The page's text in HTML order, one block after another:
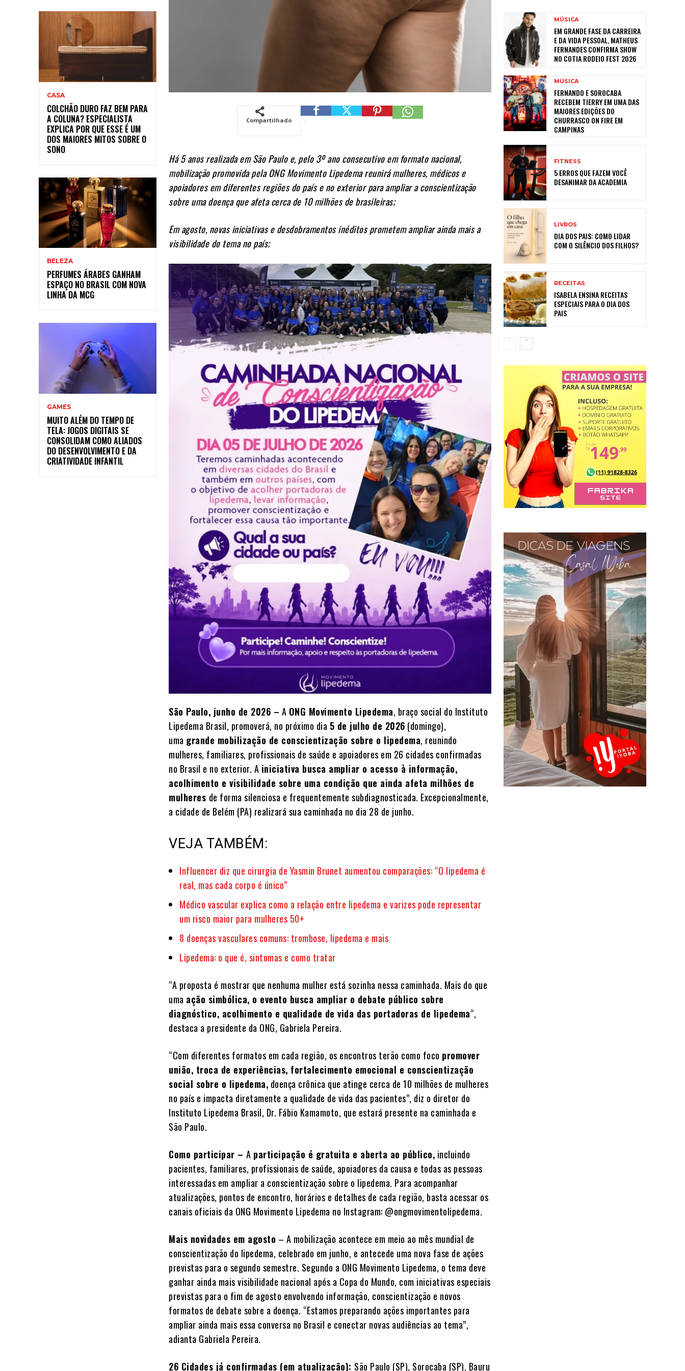
CASA
COLCHÃO DURO FAZ BEM PARA
A COLUNA? ESPECIALISTA
EXPLICA POR QUE ESSE É UM
DOS MAIORES MITOS SOBRE O
SONO
BELEZA
PERFUMES ÁRABES GANHAM
ESPAÇO NO BRASIL COM NOVA
LINHA DA MCG
GAMES
MUITO ALÉM DO TEMPO DE
TELA: JOGOS DIGITAIS SE
CONSOLIDAM COMO ALIADOS
DO DESENVOLVIMENTO E DA
CRIATIVIDADE INFANTIL
Compartilhado
Há 5 anos realizada em São Paulo e, pelo 3º ano consecutivo em formato nacional,
mobilização promovida pela ONG Movimento Lipedema reunirá mulheres, médicos e
apoiadores em diferentes regiões do país e no exterior para ampliar a conscientização
sobre uma doença que afeta cerca de 10 milhões de brasileiras;
Em agosto, novas iniciativas e desdobramentos inéditos prometem ampliar ainda mais a
visibilidade do tema no país;
São Paulo, junho de 2026 – A ONG Movimento Lipedema, braço social do Instituto
Lipedema Brasil, promoverá, no próximo dia 5 de julho de 2026 (domingo),
uma grande mobilização de conscientização sobre o lipedema, reunindo
mulheres, familiares, profissionais de saúde e apoiadores em 26 cidades confirmadas
no Brasil e no exterior. A iniciativa busca ampliar o acesso à informação,
acolhimento e visibilidade sobre uma condição que ainda afeta milhões de
mulheres de forma silenciosa e frequentemente subdiagnosticada. Excepcionalmente,
a cidade de Belém (PA) realizará sua caminhada no dia 28 de junho.
VEJA TAMBÉM:
Influencer diz que cirurgia de Yasmin Brunet aumentou comparações: “O lipedema é
real, mas cada corpo é único”
Médico vascular explica como a relação entre lipedema e varizes pode representar
um risco maior para mulheres 50+
8 doenças vasculares comuns: trombose, lipedema e mais
Lipedema: o que é, sintomas e como tratar
“A proposta é mostrar que nenhuma mulher está sozinha nessa caminhada. Mais do que
uma ação simbólica, o evento busca ampliar o debate público sobre
diagnóstico, acolhimento e qualidade de vida das portadoras de lipedema“,
destaca a presidente da ONG, Gabriela Pereira.
“Com diferentes formatos em cada região, os encontros terão como foco promover
união, troca de experiências, fortalecimento emocional e conscientização
social sobre o lipedema, doença crônica que atinge cerca de 10 milhões de mulheres
no país e impacta diretamente a qualidade de vida das pacientes”, diz o diretor do
Instituto Lipedema Brasil, Dr. Fábio Kamamoto, que estará presente na caminhada e
São Paulo.
Como participar –A participação é gratuita e aberta ao público, incluindo
pacientes, familiares, profissionais de saúde, apoiadores da causa e todas as pessoas
interessadas em ampliar a conscientização sobre o lipedema. Para acompanhar
atualizações, pontos de encontro, horários e detalhes de cada região, basta acessar os
canais oficiais da ONG Movimento Lipedema no Instagram: @ongmovimentolipedema.
Mais novidades em agosto – A mobilização acontece em meio ao mês mundial de
conscientização do lipedema, celebrado em junho, e antecede uma nova fase de ações
previstas para o segundo semestre. Segundo a ONG Movimento Lipedema, o tema deve
ganhar ainda mais visibilidade nacional após a Copa do Mundo, com iniciativas especiais
previstas para o fim de agosto envolvendo informação, conscientização e novos
formatos de debate sobre a doença. “Estamos preparando ações importantes para
ampliar ainda mais essa conversa no Brasil e conectar novas audiências ao tema”,
adianta Gabriela Pereira.
26 Cidades já confirmadas (em atualização): São Paulo (SP), Sorocaba (SP), Bauru
MÚSICA
EM GRANDE FASE DA CARREIRA
E DA VIDA PESSOAL, MATHEUS
FERNANDES CONFIRMA SHOW
NO COTIA RODEIO FEST 2026
MÚSICA
FERNANDO E SOROCABA
RECEBEM TIERRY EM UMA DAS
MAIORES EDIÇÕES DO
CHURRASCO ON FIRE EM
CAMPINAS
FITNESS
5 ERROS QUE FAZEM VOCÊ
DESANIMAR DA ACADEMIA
LIVROS
DIA DOS PAIS: COMO LIDAR
COM O SILÊNCIO DOS FILHOS?
RECEITAS
ISABELA ENSINA RECEITAS
ESPECIAIS PARA O DIA DOS
PAIS